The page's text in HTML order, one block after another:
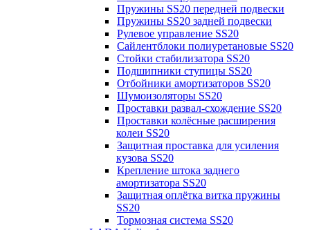
Пружины SS20 передней подвески
Пружины SS20 задней подвески
Рулевое управление SS20
Сайлентблоки полиуретановые SS20
Стойки стабилизатора SS20
Подшипники ступицы SS20
Отбойники амортизаторов SS20
Шумоизоляторы SS20
Проставки развал-схождение SS20
Проставки колёсные расширения
колеи SS20
Защитная проставка для усиления
кузова SS20
Крепление штока заднего
амортизатора SS20
Защитная оплётка витка пружины
SS20
Тормозная система SS20